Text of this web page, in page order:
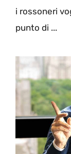
i rossoneri
punto di ...